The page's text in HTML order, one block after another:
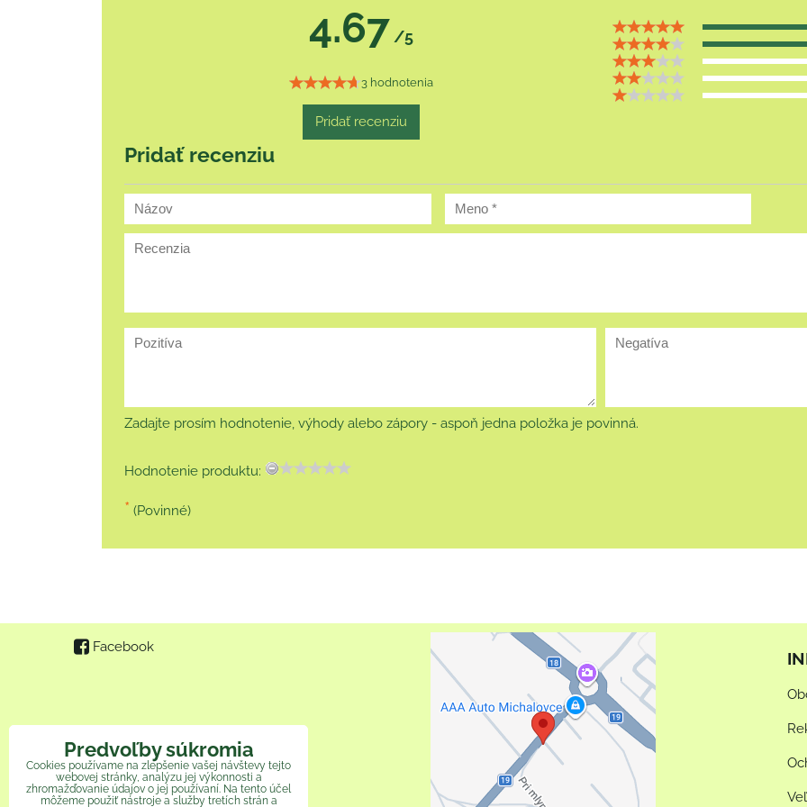
4.67 /5
3 hodnotenia
Pridať recenziu
Pridať recenziu
Zadajte prosím hodnotenie, výhody alebo zápory - aspoň jedna položka je povinná.
Hodnotenie produktu:
* (Povinné)
Facebook
Externý obsah je
blokovaný Voľbami
súkromia
Prajete si načítať externý
obsah?
Predvoľby súkromia
Cookies používame na zlepšenie vašej návštevy tejto
webovej stránky, analýzu jej výkonnosti a
zhromažďovanie údajov o jej používaní. Na tento účel
môžeme použiť nástroje a služby tretích strán a